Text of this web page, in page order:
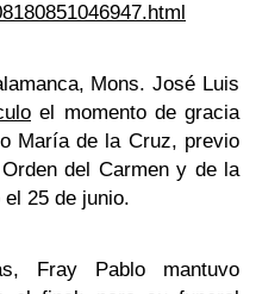
Mons. José Luis
el momento de gracia
María de la Cruz, previo
del Carmen y de la
25 de junio.
Fray Pablo mantuvo